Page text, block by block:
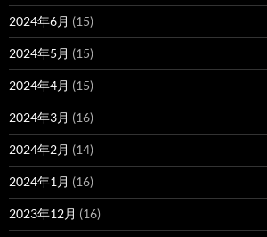
2024年6月 (15)
2024年5月 (15)
2024年4月 (15)
2024年3月 (16)
2024年2月 (14)
2024年1月 (16)
2023年12月 (16)